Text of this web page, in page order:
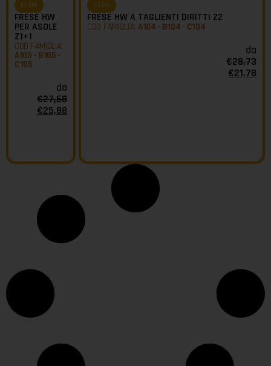
KLEIN
FRESE HW
PER ASOLE
Z1+1
COD FAMIGLIA:
A105 - B105 -
C105
da
€27,68
€25,88
KLEIN
FRESE HW A TAGLIENTI DIRITTI Z2
COD FAMIGLIA: A104 - B104 - C104
da
€28,73
€21,78